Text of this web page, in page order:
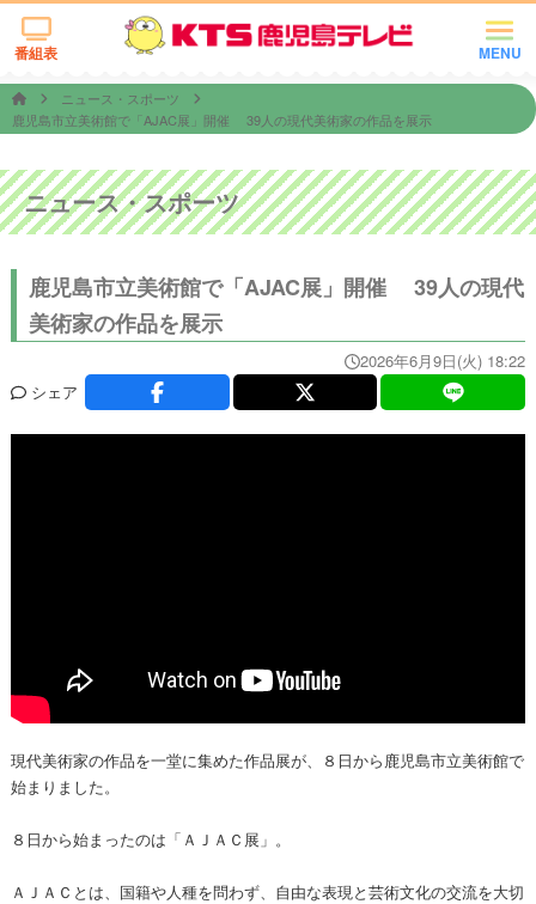
MENU
番組表
ニュース・スポーツ
鹿児島市立美術館で「AJAC展」開催 39人の現代美術家の作品を展示
ニュース・スポーツ
鹿児島市立美術館で「AJAC展」開催 39人の現代
美術家の作品を展示
2026年6月9日(火) 18:22
シェア
現代美術家の作品を一堂に集めた作品展が、８日から鹿児島市立美術館で
始まりました。
８日から始まったのは「ＡＪＡＣ展」。
ＡＪＡＣとは、国籍や人種を問わず、自由な表現と芸術文化の交流を大切